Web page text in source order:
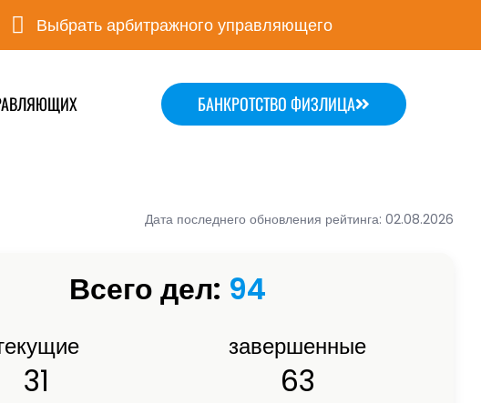
Выбрать арбитражного управляющего
БАНКРОТСТВО ФИЗЛИЦА
Дата последнего обновления рейтинга: 02.08.2026
Всего дел: 94
31
завершенные
63